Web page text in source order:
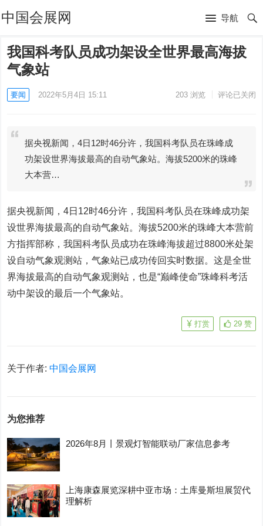
中国会展网 导航
我国科考队员成功架设全世界最高海拔
气象站
要闻 2022年5月4日 15:11 203浏览 评论已关闭
据央视新闻，4日12时46分许，我国科考队员在珠峰成
功架设世界海拔最高的自动气象站。海拔5200米的珠峰
大本营…
据央视新闻，4日12时46分许，我国科考队员在珠峰成功架
设世界海拔最高的自动气象站。海拔5200米的珠峰大本营前
方指挥部称，我国科考队员成功在珠峰海拔超过8800米处架
设自动气象观测站，气象站已成功传回实时数据。这是全世
界海拔最高的自动气象观测站，也是“巅峰使命”珠峰科考活
动中架设的最后一个气象站。
29 赞
打赏
关于作者:中国会展网
为您推荐
2026年8月丨景观灯智能联动厂家信息参考
上海康森展览深耕中亚市场：土库曼斯坦展贸代
理解析